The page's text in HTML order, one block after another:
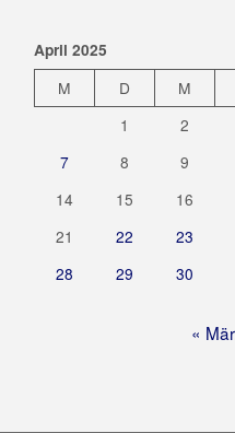
April 2025
M D M
1
2
7
8 9
14
15 16
21
22 23
28
29 30
«